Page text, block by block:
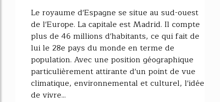
Le royaume d'Espagne se situe au sud-ouest
de l'Europe. La capitale est Madrid. Il compte
plus de 46 millions d'habitants, ce qui fait de
lui le 28e pays du monde en terme de
population. Avec une position géographique
particulièrement attirante d'un point de vue
climatique, environnemental et culturel, l'idée
de vivre...